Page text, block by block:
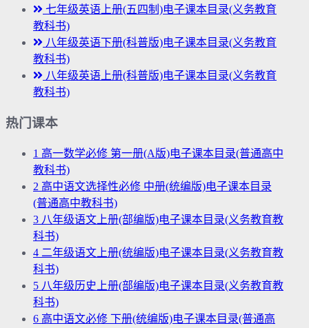
七年级英语上册(五四制)电子课本目录(义务教育
教科书)
八年级英语下册(科普版)电子课本目录(义务教育
教科书)
八年级英语上册(科普版)电子课本目录(义务教育
教科书)
热门课本
1 高一数学必修 第一册(A版)电子课本目录(普通高中
教科书)
2 高中语文选择性必修 中册(统编版)电子课本目录
(普通高中教科书)
3 八年级语文上册(部编版)电子课本目录(义务教育教
科书)
4 二年级语文上册(统编版)电子课本目录(义务教育教
科书)
5 八年级历史上册(部编版)电子课本目录(义务教育教
科书)
6 高中语文必修 下册(统编版)电子课本目录(普通高